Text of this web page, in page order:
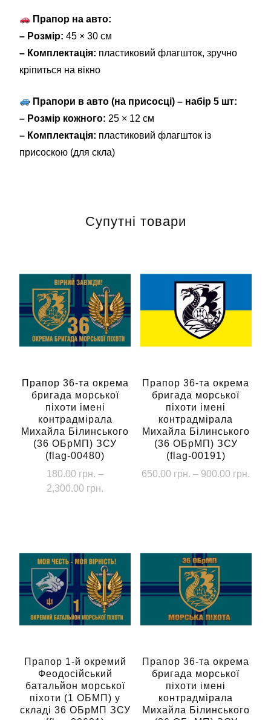
Прапор на авто:
– Розмір: 45 × 30 см
– Комплектація: пластиковий флагшток, зручно
кріпиться на вікно
Прапори в авто (на присосці) – набір 5 шт:
– Розмір кожного: 25 × 12 см
– Комплектація: пластиковий флагшток із
присоскою (для скла)
Супутні товари
Прапор 36-та окрема
бригада морської
піхоти імені
контрадмірала
Михайла Білинського
(36 ОБрМП) ЗСУ
(flag-00480)
180.00 грн. –
2,300.00 грн.
2,300.00 грн.
кілька
варіантів.
Параметри
можна
вибрати
сторінці
товару
Прапор 36-та окрема
бригада морської
піхоти імені
контрадмірала
Михайла Білинського
(36 ОБрМП) ЗСУ
(flag-00191)
650.00 грн. – 900.00 грн.
варіантів.
Параметри
можна
вибрати
на
товару
Прапор 1-й окремий
Феодосійський
батальйон морської
піхоти (1 ОБМП) у
складі 36 ОБрМП ЗСУ
Прапор 36-та окрема
бригада морської
піхоти імені
контрадмірала
Михайла Білинського